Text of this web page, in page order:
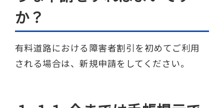
か？
有料道路における障害者割引を初めてご利用
される場合は、新規申請をしてください。